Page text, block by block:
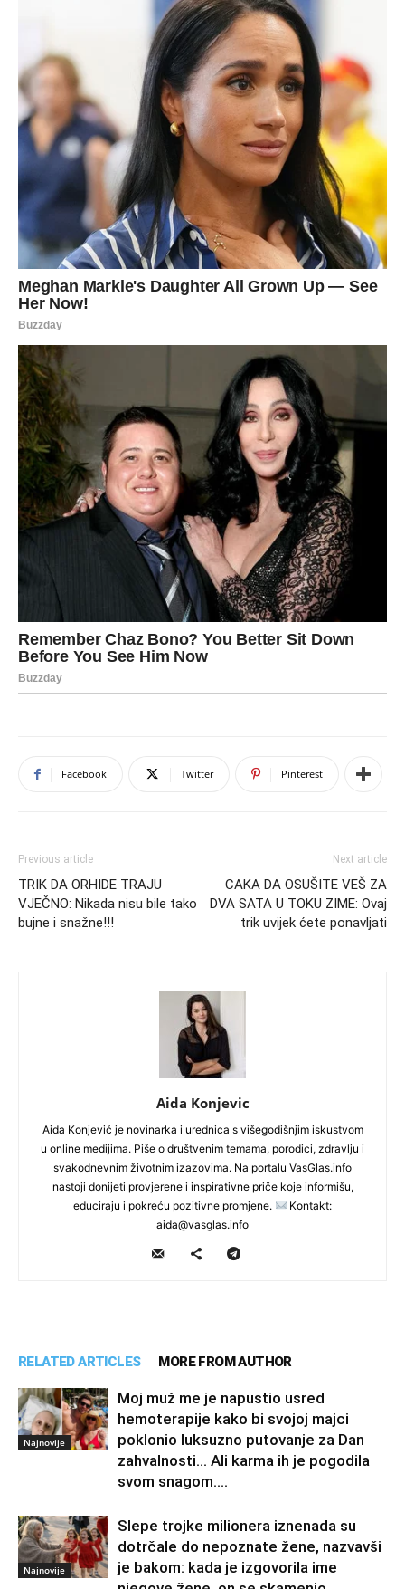
Facebook Twitter Pinterest
Previous article
TRIK DA ORHIDE TRAJU
VJEČNO: Nikada nisu bile tako
bujne i snažne!!!
Next article
CAKA DA OSUŠITE VEŠ ZA
DVA SATA U TOKU ZIME: Ovaj
trik uvijek ćete ponavljati
Aida Konjevic
Aida Konjević je novinarka i urednica s višegodišnjim iskustvom
u online medijima. Piše o društvenim temama, porodici, zdravlju i
svakodnevnim životnim izazovima. Na portalu VasGlas.info
nastoji donijeti provjerene i inspirativne priče koje informišu,
educiraju i pokreću pozitivne promjene.
Kontakt:
aida@vasglas.info
RELATED ARTICLES MORE FROM AUTHOR
Najnovije
Moj muž me je napustio usred
hemoterapije kako bi svojoj majci
poklonio luksuzno putovanje za Dan
zahvalnosti… Ali karma ih je pogodila
svom snagom....
Najnovije
Slepe trojke milionera iznenada su
dotrčale do nepoznate žene, nazvavši
je bakom: kada je izgovorila ime